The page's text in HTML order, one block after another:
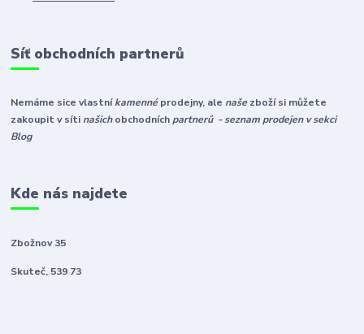
Síť obchodních partnerů
Nemáme sice vlastníkamennéprodejny, ale naše zboží si můžete
zakoupit v síti našichobchodníchpartnerů - seznam prodejen v sekci
Blog
Kde nás najdete
Zbožnov 35
Skuteč, 539 73